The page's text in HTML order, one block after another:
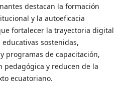
destacan la formación
y la autoeficacia
fortalecer la trayectoria digital
sostenidas,
programas de capacitación,
y reducen de la
ecuatoriano.